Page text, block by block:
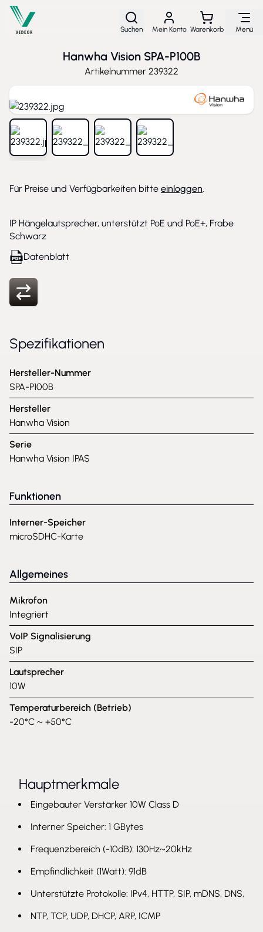
Direkt zum Inhalt
Suchen Mein Konto Warenkorb Menü
Hanwha Vision SPA-P100B
Artikelnummer 239322
IP Hängelautsprecher, unterstützt PoE und PoE+, Frabe
Schwarz
Für Preise und Verfügbarkeiten bitte einloggen.
Datenblatt
View larger imageView larger imageView larger image
Spezifikationen
Hersteller-Nummer
SPA-P100B
Hersteller
Hanwha Vision
Serie
Hanwha Vision IPAS
Funktionen
Interner-Speicher
microSDHC-Karte
Allgemeines
Mikrofon
Integriert
VoIP Signalisierung
SIP
Lautsprecher
10W
Temperaturbereich (Betrieb)
-20°C ~ +50°C
Hauptmerkmale
Eingebauter Verstärker 10W Class D
Interner Speicher: 1 GBytes
Frequenzbereich (-10dB): 130Hz~20kHz
Empfindlichkeit (1Watt): 91dB
Unterstützte Protokolle: IPv4, HTTP, SIP, mDNS, DNS,
NTP, TCP, UDP, DHCP, ARP, ICMP